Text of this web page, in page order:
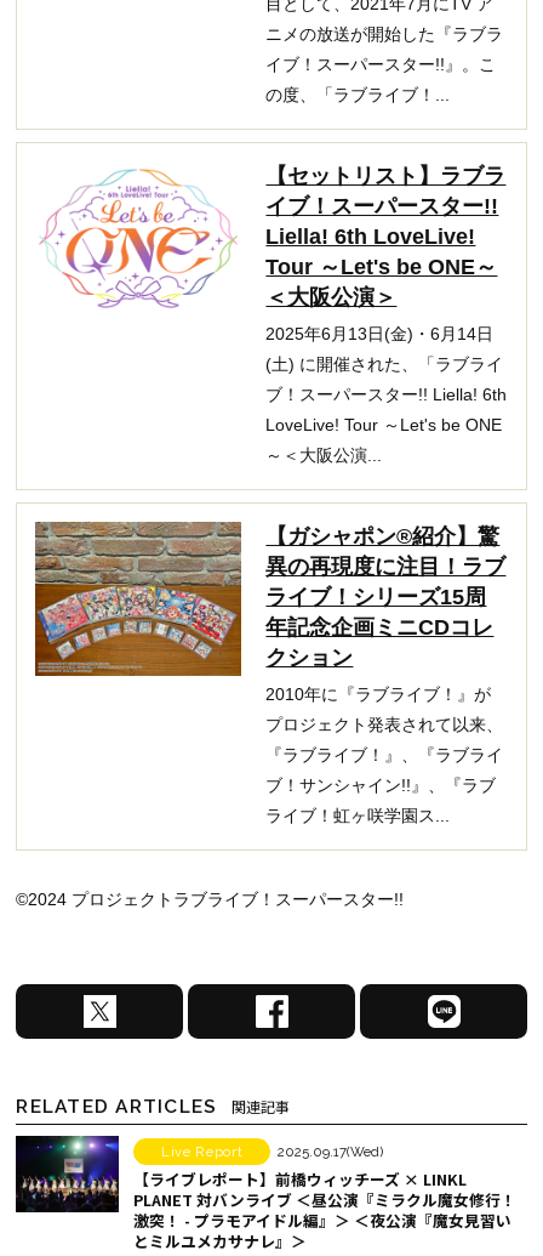
ニメの放送が開始した『ラブラ
イブ！スーパースター!!』。こ
の度、「ラブライブ！...
【セットリスト】ラブラ
イブ！スーパースター!!
Liella! 6th LoveLive!
Tour ～Let's be ONE～
＜大阪公演＞
2025年6月13日(金)・6月14日
(土) に開催された、「ラブライ
ブ！スーパースター!! Liella! 6th
LoveLive! Tour ～Let's be ONE
～＜大阪公演...
【ガシャポン®紹介】驚
異の再現度に注目！ラブ
ライブ！シリーズ15周
年記念企画ミニCDコレ
クション
2010年に『ラブライブ！』が
プロジェクト発表されて以来、
『ラブライブ！』、『ラブライ
ブ！サンシャイン!!』、『ラブ
ライブ！虹ヶ咲学園ス...
©2024 プロジェクトラブライブ！スーパースター!!
X
で
ア
す
る
F
a
b
o
o
k
で
L
I
シ
ェ
ア
RELATED ARTICLES 関連記事
Live Report 2025.09.17(Wed)
【ライブレポート】前橋ウィッチーズ × LINKL
PLANET 対バンライブ ＜昼公演『ミラクル魔女修行！
激突！ - プラモアイドル編』＞ ＜夜公演『魔女見習い
とミルユメカサナレ』＞